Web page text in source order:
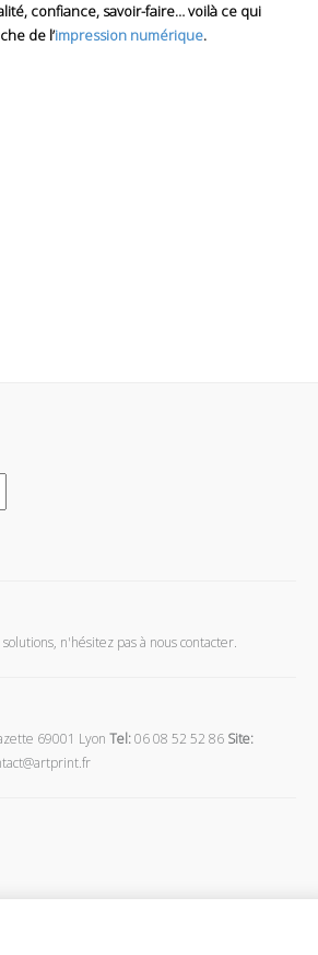
confiance, savoir-faire… voilà ce qui
de l’impression numérique.
n'hésitez pas à nous contacter.
69001 Lyon Tel:06 08 52 52 86 Site: